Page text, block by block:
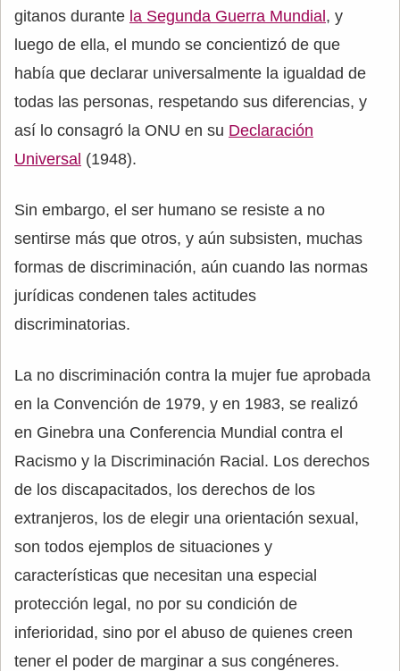
gitanos durante la Segunda Guerra Mundial, y
luego de ella, el mundo se concientizó de que
había que declarar universalmente la igualdad de
todas las personas, respetando sus diferencias, y
así lo consagró la ONU en su Declaración
Universal (1948).
Sin embargo, el ser humano se resiste a no
sentirse más que otros, y aún subsisten, muchas
formas de discriminación, aún cuando las normas
jurídicas condenen tales actitudes
discriminatorias.
La no discriminación contra la mujer fue aprobada
en la Convención de 1979, y en 1983, se realizó
en Ginebra una Conferencia Mundial contra el
Racismo y la Discriminación Racial. Los derechos
de los discapacitados, los derechos de los
extranjeros, los de elegir una orientación sexual,
son todos ejemplos de situaciones y
características que necesitan una especial
protección legal, no por su condición de
inferioridad, sino por el abuso de quienes creen
tener el poder de marginar a sus congéneres.